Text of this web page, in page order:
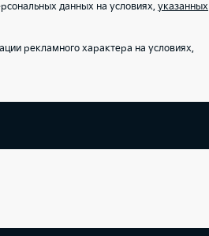
данных на условиях, указанных
рекламного характера на условиях,